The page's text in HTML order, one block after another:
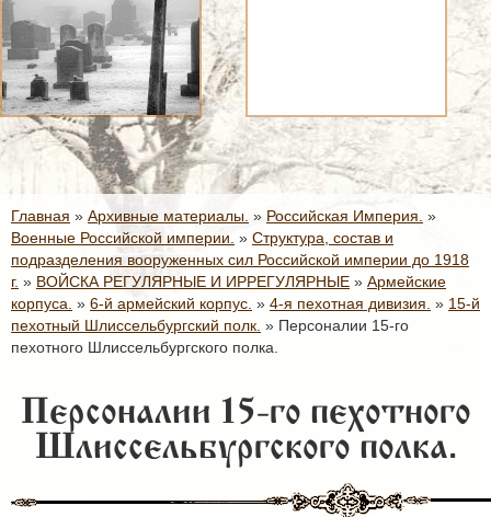
Главная » Архивные материалы. » Российская Империя. »
Военные Российской империи. » Структура, состав и
подразделения вооруженных сил Российской империи до 1918
г. » ВОЙСКА РЕГУЛЯРНЫЕ И ИРРЕГУЛЯРНЫЕ » Армейские
корпуса. » 6-й армейский корпус. » 4-я пехотная дивизия. » 15-й
пехотный Шлиссельбургский полк. » Персоналии 15-го
пехотного Шлиссельбургского полка.
Персоналии 15-го пехотного
Шлиссельбургского полка.